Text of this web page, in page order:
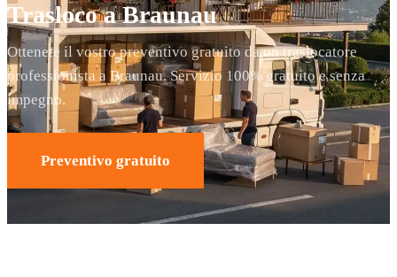
Trasloco a Braunau
Ottenete il vostro preventivo gratuito da un traslocatore
professionista a Braunau. Servizio 100% gratuito e senza
impegno.
Preventivo gratuito